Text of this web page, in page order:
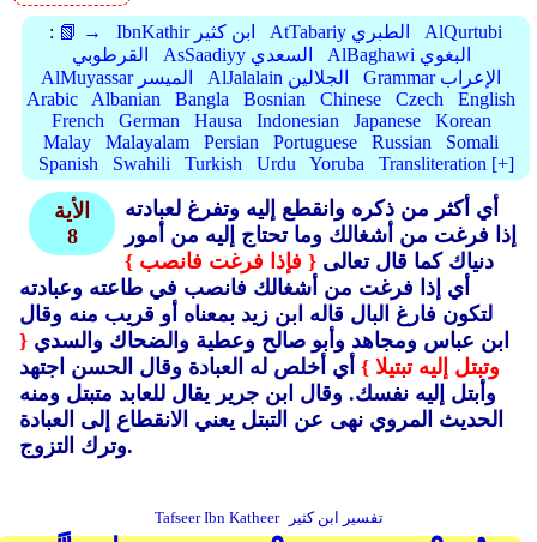
: 📗 → IbnKathir ابن كثير AtTabariy الطبري
AlQurtubi
القرطوبي
AsSaadiyy السعدي
AlBaghawi البغوي
AlMuyassar الميسر
AlJalalain الجلالين
Grammar الإعراب
Arabic
Albanian Bangla Bosnian Chinese Czech
English
French
German Hausa Indonesian Japanese
Korean
Malay
Malayalam Persian Portuguese Russian
Somali
Spanish
Swahili Turkish Urdu Yoruba Transliteration [+]
الأية
8
أي أكثر من ذكره وانقطع إليه وتفرغ لعبادته
إذا فرغت من أشغالك وما تحتاج إليه من أمور
دنياك كما قال تعالى { فإذا فرغت فانصب }
أي إذا فرغت من أشغالك فانصب في طاعته وعبادته
لتكون فارغ البال قاله ابن زيد بمعناه أو قريب منه وقال
ابن عباس ومجاهد وأبو صالح وعطية والضحاك والسدي {
وتبتل إليه تبتيلا } أي أخلص له العبادة وقال الحسن اجتهد
وأبتل إليه نفسك. وقال ابن جرير يقال للعابد متبتل ومنه
الحديث المروي نهى عن التبتل يعني الانقطاع إلى العبادة
وترك التزوج.
Tafseer Ibn Katheer تفسير ابن كثير